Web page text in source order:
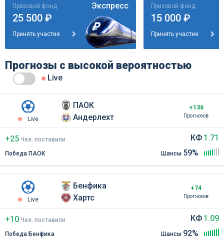
Призовой фонд Экспресс
25 500 ₽
Принять участие
Призовой фонд
15 000 ₽
Принять участие
Прогнозы с высокой вероятностью
Live
Live
ПАОК
Андерлехт
+136
Прогнозов
+25 Чел поставили
Победа ПАОК
КФ 1.71
Шансы 59%
Live
Бенфика
Хартс
+74
Прогнозов
+10 Чел поставили
Победа Бенфика
КФ 1.09
Шансы 92%